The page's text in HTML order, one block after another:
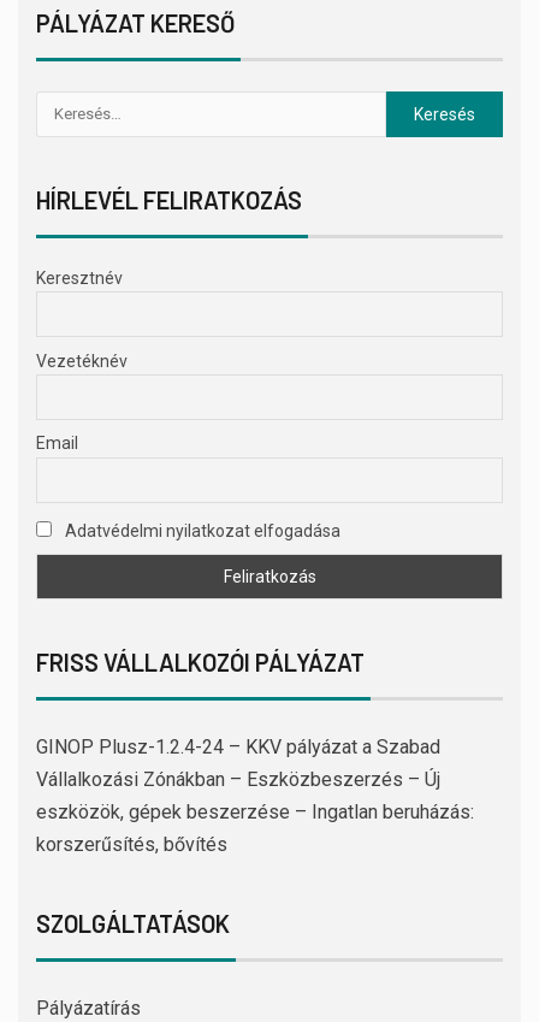
PÁLYÁZAT KERESŐ
HÍRLEVÉL FELIRATKOZÁS
Keresztnév
Vezetéknév
Email
Adatvédelmi nyilatkozat elfogadása
FRISS VÁLLALKOZÓI PÁLYÁZAT
GINOP Plusz-1.2.4-24 – KKV pályázat a Szabad
Vállalkozási Zónákban – Eszközbeszerzés – Új
eszközök, gépek beszerzése – Ingatlan beruházás:
korszerűsítés, bővítés
SZOLGÁLTATÁSOK
Pályázatírás